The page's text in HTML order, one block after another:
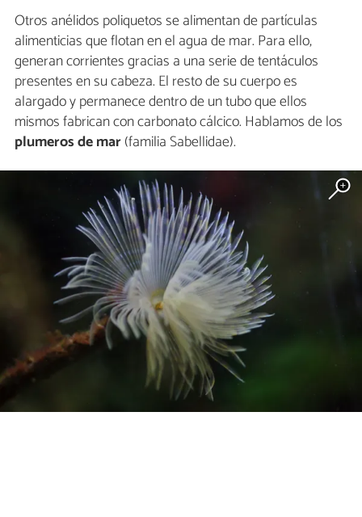
Otros anélidos poliquetos se alimentan de partículas
alimenticias que flotan en el agua de mar. Para ello,
generan corrientes gracias a una serie de tentáculos
presentes en su cabeza. El resto de su cuerpo es
alargado y permanece dentro de un tubo que ellos
mismos fabrican con carbonato cálcico. Hablamos de los
plumeros de mar(familia Sabellidae).